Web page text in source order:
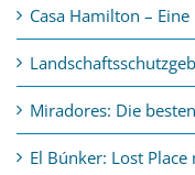
Casa Hamilton –
Miradores: Die
El Búnker: Lost